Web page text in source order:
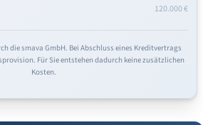
120.000 €
die smava GmbH. Bei Abschluss eines Kreditvertrags
Für Sie entstehen dadurch keine zusätzlichen
Kosten.